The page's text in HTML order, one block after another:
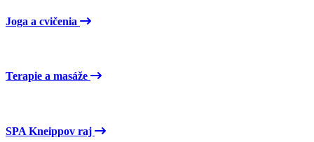
Joga a cvičenia
Terapie a masáže
SPA Kneippov raj